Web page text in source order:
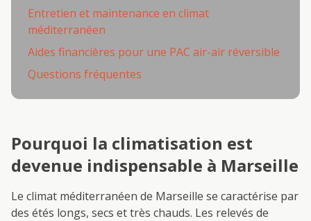
Entretien et maintenance en climat
méditerranéen
Aides financières pour une PAC air-air réversible
Questions fréquentes
Pourquoi la climatisation est
devenue indispensable à Marseille
Le climat méditerranéen de Marseille se caractérise par
des étés longs, secs et très chauds. Les relevés de